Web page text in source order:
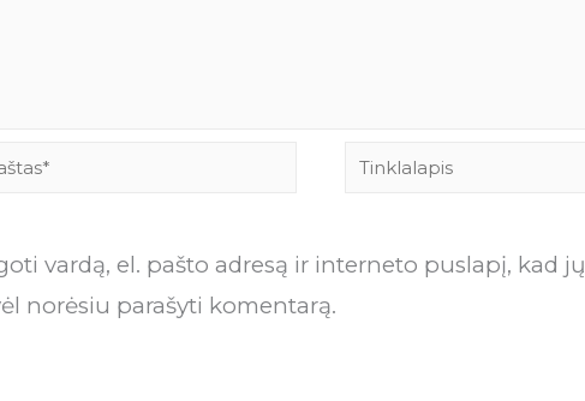
Tinklalapis
vardą, el. pašto adresą ir interneto puslapį, kad jų
norėsiu parašyti komentarą.